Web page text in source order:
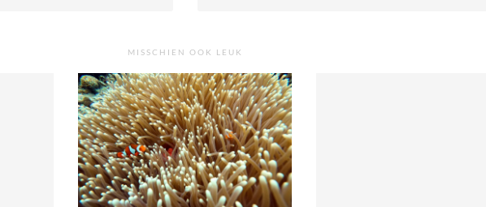
MISSCHIEN OOK LEUK